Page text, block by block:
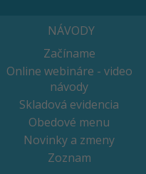
NÁVODY
Začíname
Online webináre - video
návody
Skladová evidencia
Obedové menu
Novinky a zmeny
Zoznam